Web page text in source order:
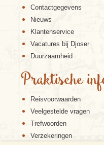
Contactgegevens
Nieuws
Klantenservice
Vacatures bij Djoser
Duurzaamheid
Praktische
Reisvoorwaarden
Veelgestelde vragen
Trefwoorden
Verzekeringen